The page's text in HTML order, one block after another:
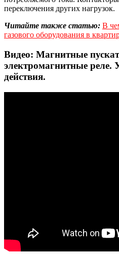
переключения других нагрузок.
Читайте также статью: В
газового оборудования в
Видео: Магнитные
электромагнитные реле.
действия.